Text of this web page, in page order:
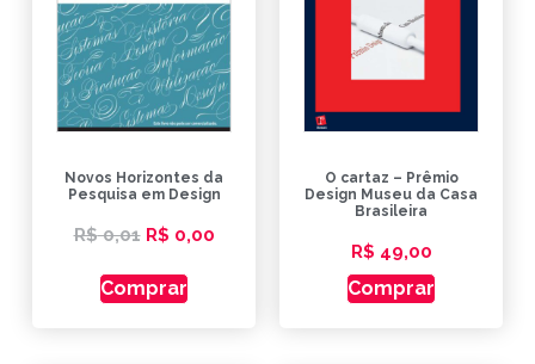
Novos Horizontes da
Pesquisa em Design
R$0,01 R$ 0,00
Comprar
O cartaz – Prêmio
Design Museu da Casa
Brasileira
R$ 49,00
Comprar